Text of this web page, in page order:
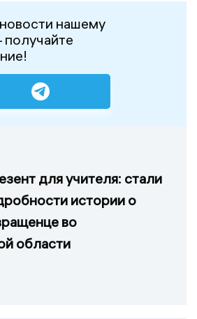
нашему
для учителя: стали
истории о
во
области